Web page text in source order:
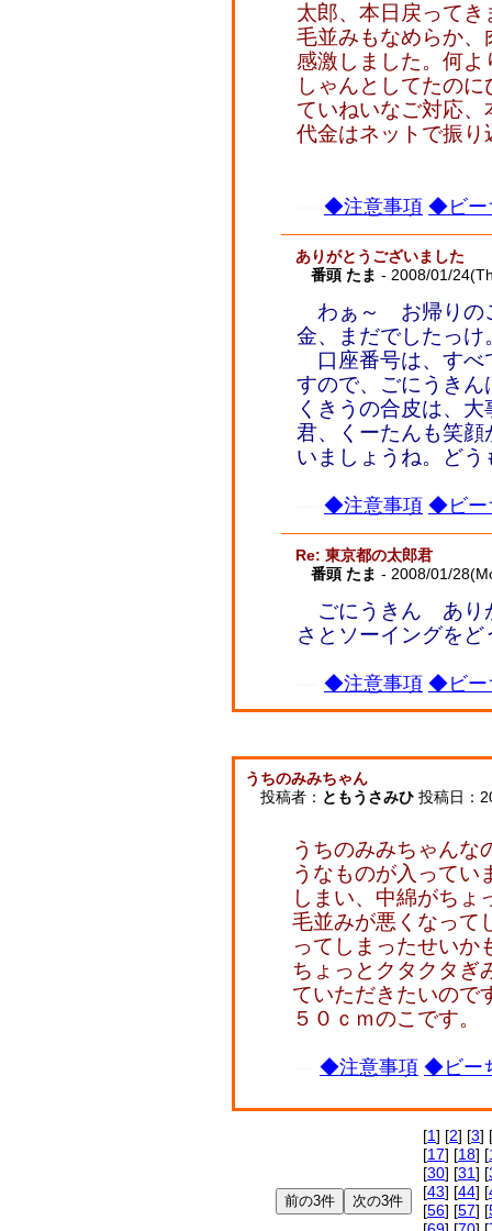
太郎、本日戻って
毛並みもなめらか
感激しました。何
しゃんとしてたの
ていねいなご対応
代金はネットで振
◆注意事項 ◆ビー
ありがとうございました
番頭 たま - 2008/01/
わぁ～ お帰りの
金、まだでしたっけ
口座番号は、すべ
すので、ごにうき
くきうの合皮は、
君、くーたんも笑
いましょうね。ど
◆注意事項 ◆ビー
Re: 東京都の太郎君
番頭 たま - 2008/01/
ごにうきん あり
さとソーイングを
◆注意事項 ◆ビー
うちのみみちゃん
投稿者： ともうさみひ 投稿日：
うちのみみちゃんな
うなものが入ってい
しまい、中綿がちょ
毛並みが悪くなって
ってしまったせいか
ちょっとクタクタぎ
ていただきたいので
５０ｃｍのこです。
◆注意事項 ◆ビー
[1] [2] [3] [
[17] [18] [
[30] [31] [
[43] [44] [
[56] [57] [